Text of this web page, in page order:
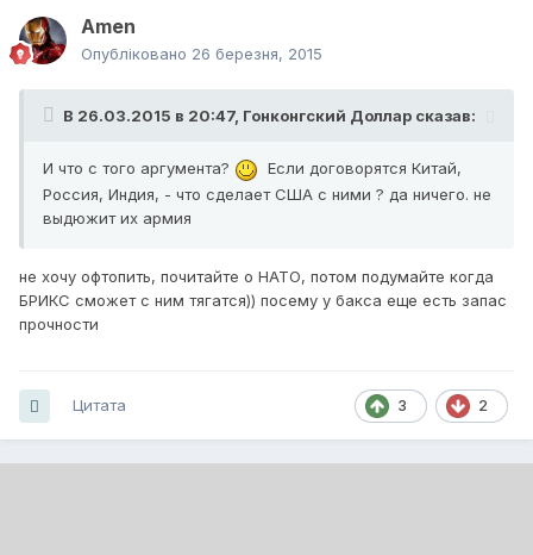
Amen
Опубліковано 26 березня, 2015
В 26.03.2015 в 20:47, Гонконгский Доллар сказав:
И что с того аргумента?
Если договорятся Китай,
Россия, Индия, - что сделает США с ними ? да ничего. не
выдюжит их армия
не хочу офтопить, почитайте о НАТО, потом подумайте когда
БРИКС сможет с ним тягатся)) посему у бакса еще есть запас
прочности
3 2
Цитата